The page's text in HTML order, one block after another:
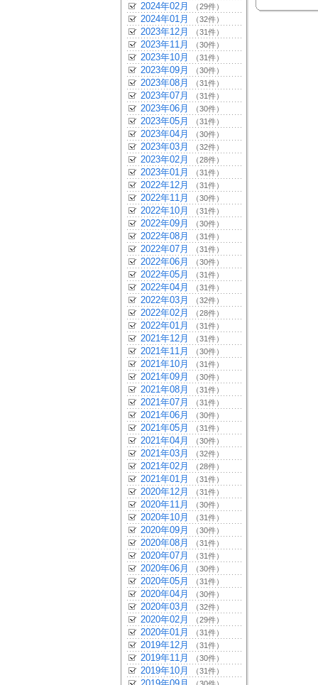
2024年02月 （29件）
2024年01月 （32件）
2023年12月 （31件）
2023年11月 （30件）
2023年10月 （31件）
2023年09月 （30件）
2023年08月 （31件）
2023年07月 （31件）
2023年06月 （30件）
2023年05月 （31件）
2023年04月 （30件）
2023年03月 （32件）
2023年02月 （28件）
2023年01月 （31件）
2022年12月 （31件）
2022年11月 （30件）
2022年10月 （31件）
2022年09月 （30件）
2022年08月 （31件）
2022年07月 （31件）
2022年06月 （30件）
2022年05月 （31件）
2022年04月 （31件）
2022年03月 （32件）
2022年02月 （28件）
2022年01月 （31件）
2021年12月 （31件）
2021年11月 （30件）
2021年10月 （31件）
2021年09月 （30件）
2021年08月 （31件）
2021年07月 （31件）
2021年06月 （30件）
2021年05月 （31件）
2021年04月 （30件）
2021年03月 （32件）
2021年02月 （28件）
2021年01月 （31件）
2020年12月 （31件）
2020年11月 （30件）
2020年10月 （31件）
2020年09月 （30件）
2020年08月 （31件）
2020年07月 （31件）
2020年06月 （30件）
2020年05月 （31件）
2020年04月 （30件）
2020年03月 （32件）
2020年02月 （29件）
2020年01月 （31件）
2019年12月 （31件）
2019年11月 （30件）
2019年10月 （31件）